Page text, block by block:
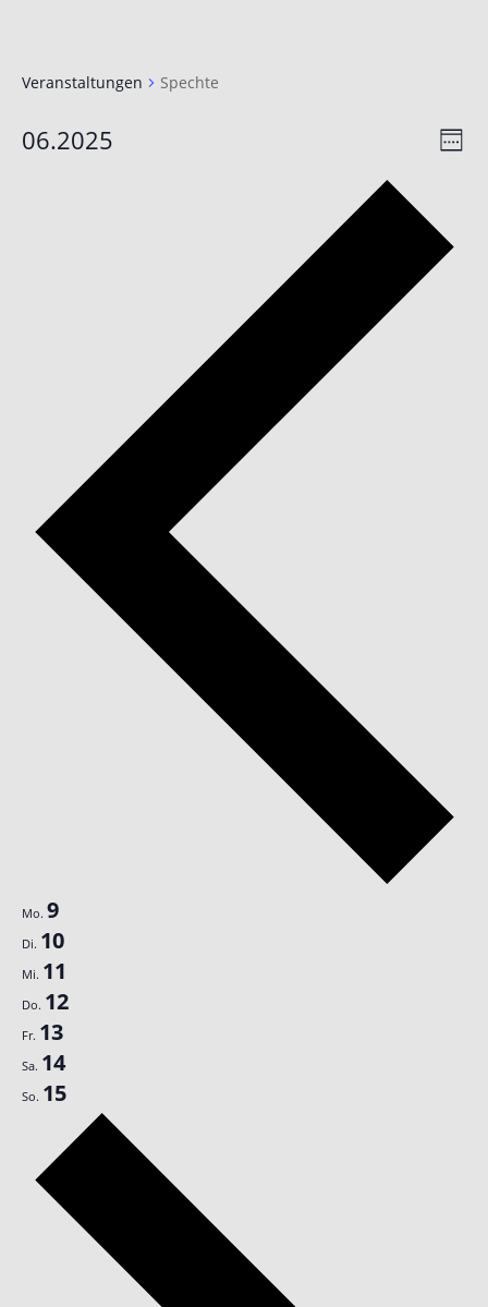
Veranstaltungen Spechte
Woche
06.2025
Mo. 9
Di. 10
Mi. 11
Do. 12
Fr. 13
Sa. 14
So. 15
Woche